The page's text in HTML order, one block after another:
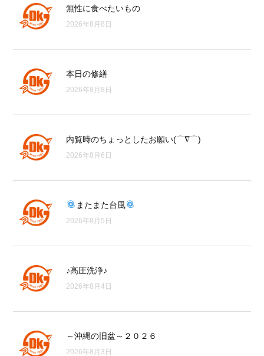
無性に食べたいもの
2026年8月8日
本日の修繕
2026年8月8日
内覧時のちょっとしたお願い(⌒∇⌒)
2026年8月6日
またまた台風
2026年8月5日
♪高圧洗浄♪
2026年8月4日
～沖縄の旧盆～２０２６
2026年8月3日